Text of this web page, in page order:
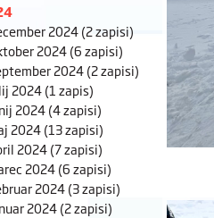
2024(2 zapisi)
2024(6 zapisi)
2024(2 zapisi)
2024(1 zapis)
2024(4 zapisi)
2024(13 zapisi)
2024(7 zapisi)
2024(6 zapisi)
2024(3 zapisi)
2024(2 zapisi)